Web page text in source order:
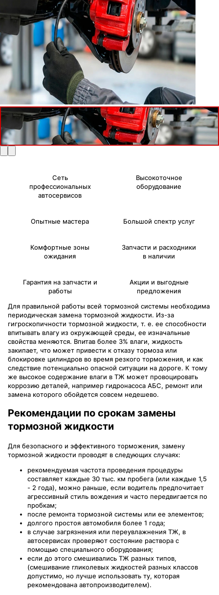
Сеть
профессиональных
автосервисов
Высокоточное
оборудование
Опытные мастера Большой спектр услуг
Комфортные зоны
ожидания
Запчасти и расходники
в наличии
Гарантия на запчасти и
работы
Акции и выгодные
предложения
Для правильной работы всей тормозной системы необходима
периодическая замена тормозной жидкости. Из-за
гигроскопичности тормозной жидкости, т. е. ее способности
впитывать влагу из окружающей среды, ее изначальные
свойства меняются. Впитав более 3% влаги, жидкость
закипает, что может привести к отказу тормоза или
блокировке цилиндров во время резкого торможения, и как
следствие потенциально опасной ситуации на дороге. К тому
же высокое содержание влаги в ТЖ может провоцировать
коррозию деталей, например гидронасоса АБС, ремонт или
замена которого обойдется совсем недешево.
Рекомендации по срокам замены
тормозной жидкости
Для безопасного и эффективного торможения, замену
тормозной жидкости проводят в следующих случаях:
рекомендуемая частота проведения процедуры
составляет каждые 30 тыс. км пробега (или каждые 1,5
- 2 года), можно раньше, если водитель предпочитает
агрессивный стиль вождения и часто передвигается по
пробкам;
после ремонта тормозной системы или ее элементов;
долгого простоя автомобиля более 1 года;
в случае загрязнения или переувлажнения ТЖ, в
автосервисах проверяют состояние раствора с
помощью специального оборудования;
если до этого смешивались ТЖ разных типов,
(смешивание гликолевых жидкостей разных классов
допустимо, но лучше использовать ту, которая
рекомендована автопроизводителем).